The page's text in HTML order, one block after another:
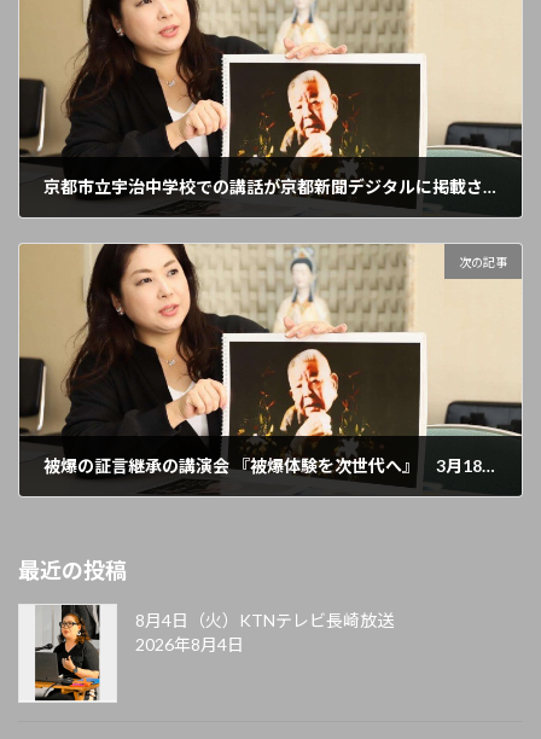
京都市立宇治中学校での講話が京都新聞デジタルに掲載されました。
次の記事
被爆の証言継承の講演会 『被爆体験を次世代へ』 3月18日（水） 10：30〜12：00
最近の投稿
8月4日（火）KTNテレビ長崎放送
2026年8月4日